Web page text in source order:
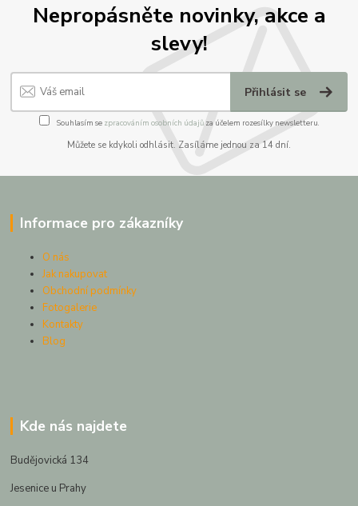
Nepropásněte novinky, akce a
slevy!
Přihlásit se
Souhlasím se zpracováním osobních údajůza účelem rozesílky newsletteru.
Můžete se kdykoli odhlásit. Zasíláme jednou za 14 dní.
Informace pro zákazníky
O nás
Jak nakupovat
Obchodní podmínky
Fotogalerie
Kontakty
Blog
Kde nás najdete
Budějovická 134
Jesenice u Prahy